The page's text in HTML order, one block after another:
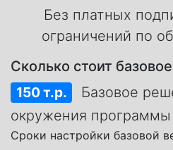
Без платных
ограничений по
Сколько стоит
150 т.р.
Базовое
окружения программы
Сроки настройки базовой